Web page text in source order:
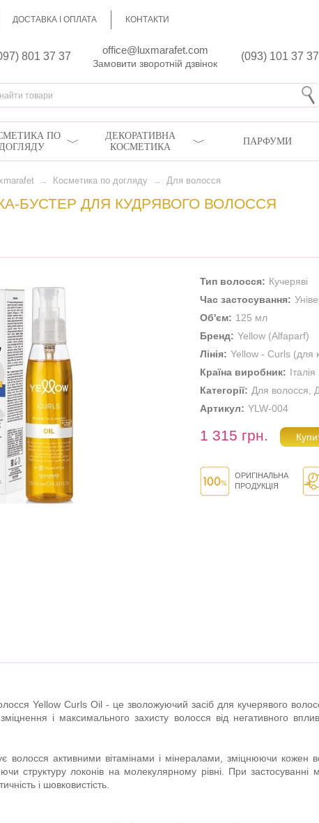
ДОСТАВКА І ОПЛАТА КОНТАКТИ
801 37 37
office@luxmarafet.com
(093) 101 37 37
Замовити зворотній дзвінок
ПО
ДОГЛЯДУ
ДЕКОРАТИВНА
КОСМЕТИКА
ПАРФУМИ
→ Косметика по догляду → Для волосся
БУСТЕР ДЛЯ КУДРЯВОГО ВОЛОССЯ
Тип волосся: Кучеряві
Час застосування:
Об'єм: 125 мл
Бренд: Yellow (Alfaparf)
Лінія: Yellow - Curls (для
Країна виробник: Італія
Категорії: Для волосся
Артикул: YLW-004
1 315 грн.
ОРИГІНАЛЬНА
ПРОДУКЦІЯ
Yellow Curls Oil - це зволожуючий засіб для кучерявого
і максимального захисту волосся від негативного
активними вітамінами і мінералами, зміцнюючи кожен
структуру локонів на молекулярному рівні. При
і шовковистість.